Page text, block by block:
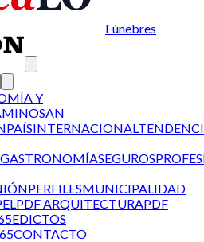
Fúnebres
Y
SAN
PAÍSINTERNACIONAL
GASTRONOMÍASEGUROS
PERFILESMUNICIPALIDAD
PDF ARQUITECTURAPDF
EDICTOS
CONTACTO